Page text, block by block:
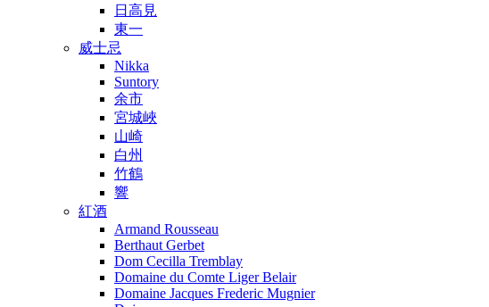
日高見
東一
威士忌
Nikka
Suntory
余市
宮城峽
山崎
白州
竹鶴
響
紅酒
Armand Rousseau
Berthaut Gerbet
Dom Cecilla Tremblay
Domaine du Comte Liger Belair
Domaine Jacques Frederic Mugnier